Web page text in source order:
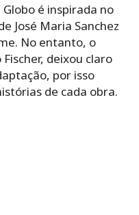
é inspirada no
José Maria Sanchez
No entanto, o
deixou claro
por isso
de cada obra.